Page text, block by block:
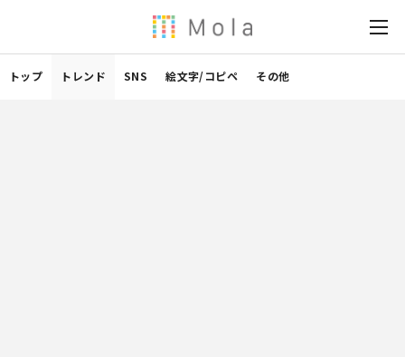
トップ トレンド SNS 絵文字/コピペ その他